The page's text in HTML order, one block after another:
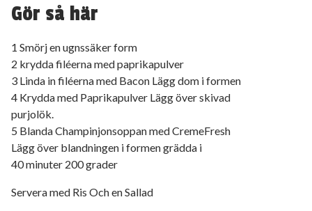
Gör så här
1 Smörj en ugnssäker form
2 krydda filéerna med paprikapulver
3 Linda in filéerna med Bacon Lägg dom i formen
4 Krydda med Paprikapulver Lägg över skivad
purjolök.
5 Blanda Champinjonsoppan med CremeFresh
Lägg över blandningen i formen grädda i
40 minuter 200 grader
Servera med Ris Och en Sallad